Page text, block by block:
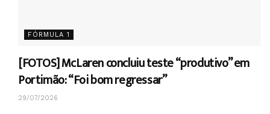
FÓRMULA 1
[FOTOS] McLaren concluiu teste “produtivo” em
Portimão: “Foi bom regressar”
29/07/2026